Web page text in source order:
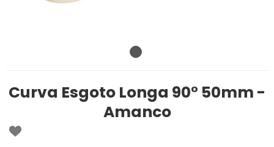
Curva Esgoto Longa 90° 50mm -
Amanco